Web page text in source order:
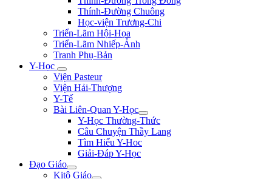
Thính-Đường Chuông
Học-viện Trương-Chi
Triển-Lãm Hội-Họa
Triển-Lãm Nhiếp-Ảnh
Tranh Phụ-Bản
Y-Học
Viện Pasteur
Viện Hải-Thượng
Y-Tế
Bài Liên-Quan Y-Học
Y-Học Thường-Thức
Câu Chuyện Thầy Lang
Tìm Hiểu Y-Hoc
Giải-Đáp Y-Học
Đạo Giáo
Kitô Giáo